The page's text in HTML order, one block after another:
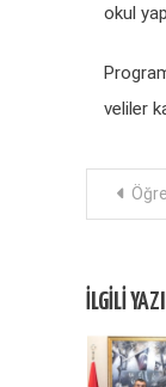
okul
veliler
Yazı
İLGILI